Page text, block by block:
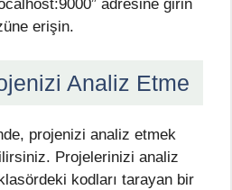
adresine girin
erişin.
Analiz Etme
projenizi analiz etmek
Projelerinizi analiz
kodları tarayan bir